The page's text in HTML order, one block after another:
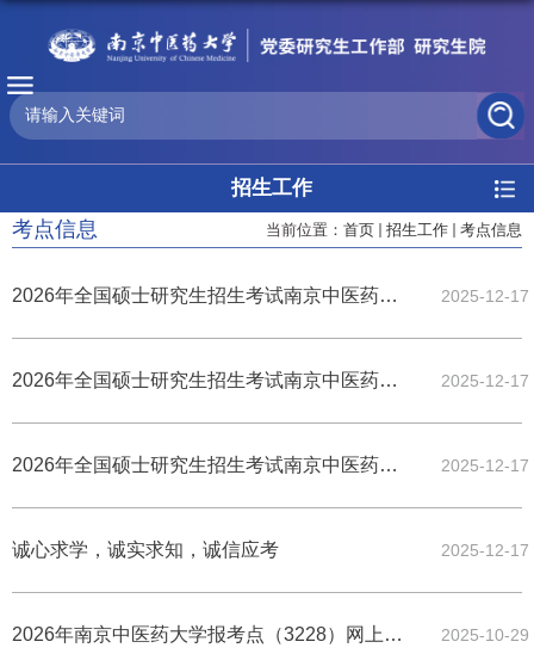
招生工作
当前位置： 首页 招生工作 考点信息
考点信息
2026年全国硕士研究生招生考试南京中医药大学报考点（3228）考前模拟演练的通知 2025-12-17
2026年全国硕士研究生招生考试南京中医药大学报考点（3228）考场及周边封闭管理的通知 2025-12-17
2026年全国硕士研究生招生考试南京中医药大学考点（3228）考生须知 2025-12-17
诚心求学，诚实求知，诚信应考 2025-12-17
2026年南京中医药大学报考点（3228）网上确认须知 2025-10-29